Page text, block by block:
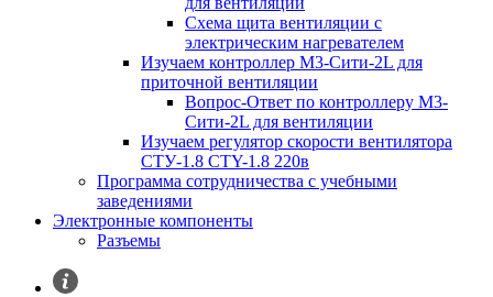
Схема щита вентиляции с
электрическим нагревателем
Изучаем контроллер М3-Сити-2L для
приточной вентиляции
Вопрос-Ответ по контроллеру М3-
Сити-2L для вентиляции
Изучаем регулятор скорости вентилятора
СТУ-1.8 CTY-1.8 220в
Программа сотрудничества с учебными
заведениями
Электронные компоненты
Разъемы